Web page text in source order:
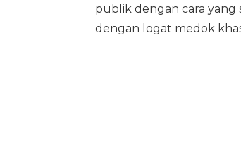
publik dengan cara yang
dengan logat medok